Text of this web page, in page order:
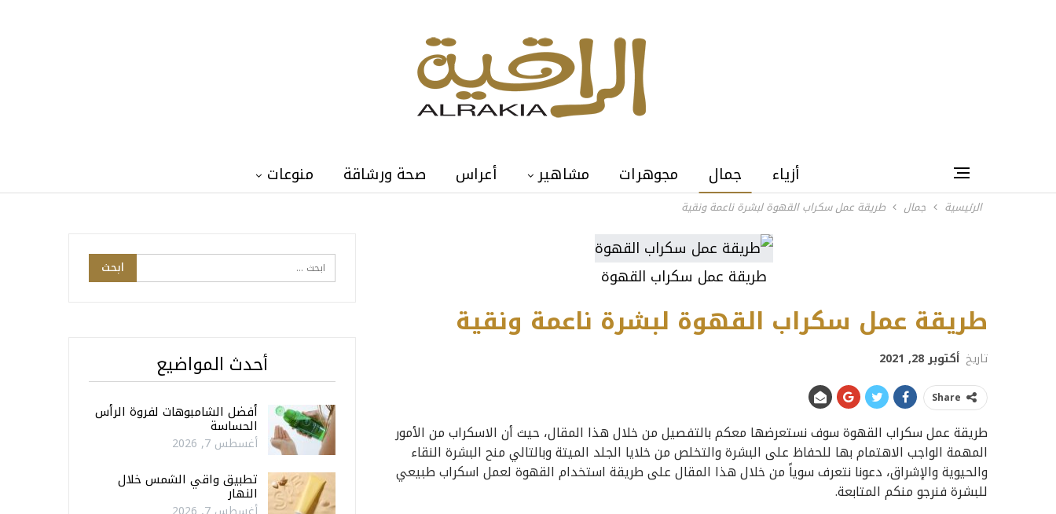
أزياء جمال مجوهرات مشاهير أعراس صحة ورشاقة منوعات
الرئيسية جمال طريقة عمل سكراب القهوة لبشرة ناعمة ونقية
طريقة عمل سكراب القهوة
طريقة عمل سكراب القهوة لبشرة ناعمة ونقية
تاريخ أكتوبر 28, 2021
Share
طريقة عمل سكراب القهوة سوف نستعرضها معكم بالتفصيل من خلال هذا المقال، حيث أن الاسكراب من الأمور
المهمة الواجب الاهتمام بها للحفاظ على البشرة والتخلص من خلايا الجلد الميتة وبالتالي منح البشرة النقاء
والحيوية والإشراق، دعونا نتعرف سوياً من خلال هذا المقال على طريقة استخدام القهوة لعمل اسكراب طبيعي
للبشرة فنرجو منكم المتابعة.
أحدث المواضيع
أفضل الشامبوهات لفروة الرأس
الحساسة
أغسطس 7, 2026
تطبيق واقي الشمس خلال
النهار